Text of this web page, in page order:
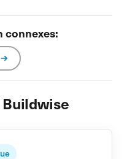
connexes: